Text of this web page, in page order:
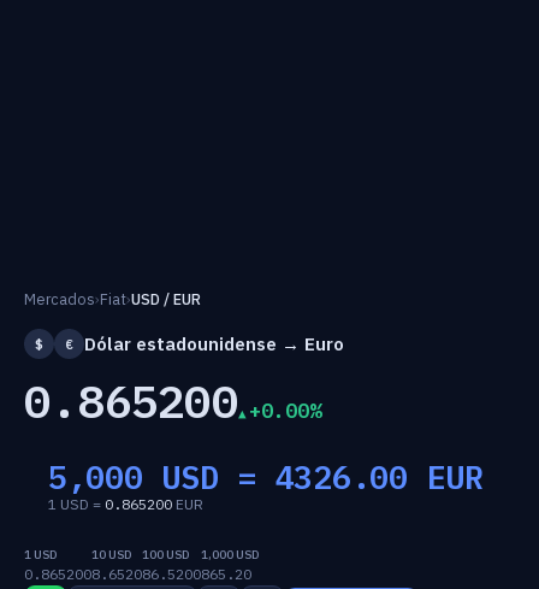
Mercados›Fiat›USD / EUR
$ € Dólar estadounidense → Euro
0.865200 +0.00%
5,000 USD = 4326.00 EUR
1 USD = 0.865200 EUR
1 USD
0.865200
10 USD
8.6520
100 USD
86.5200
1,000 USD
865.20